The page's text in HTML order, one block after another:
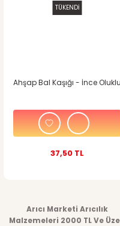
TÜKENDİ
Ahşap Bal Kaşığı - İnce Oluklu
37,50 TL
Arıcı Marketi Arıcılık
Malzemeleri 2000 TL Ve